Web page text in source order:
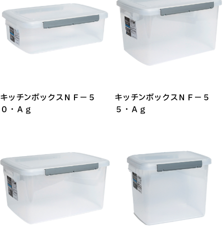
キッチンボックスＮＦ－５
０・Ａｇ
キッチンボックスＮＦ－５
５・Ａｇ